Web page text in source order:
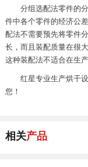
分组选配法零件的
件中各个零件的经济公
配法不需要预先将零件
长，而且装配质量在很
这种装配法不适合在生
红星专业生产烘干
您！
相关产品